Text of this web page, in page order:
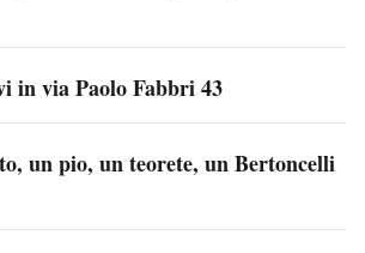
in via Paolo Fabbri 43
un pio, un teorete, un Bertoncelli